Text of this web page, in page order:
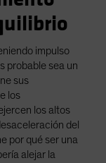
impulso
probable sea un
sus
los
los altos
del
por qué ser una
alejar la